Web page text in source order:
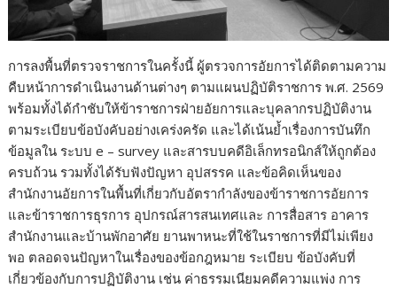
การลงพื้นที่ตรวจราชการในครั้งนี้ ผู้ตรวจการอัยการได้ติดตามความ
คืบหน้าการดำเนินงานด้านต่างๆ ตามแผนปฏิบัติราชการ พ.ศ. 2569
พร้อมทั้งได้กำชับให้ข้าราชการฝ่ายอัยการและบุคลากรปฏิบัติงาน
ตามระเบียบข้อบังคับอย่างเคร่งครัด และได้เน้นย้ำเรื่องการบันทึก
ข้อมูลใน ระบบ e – survey และสารบบคดีอิเล็กทรอนิกส์ให้ถูกต้อง
ครบถ้วน รวมทั้งได้รับฟังปัญหา อุปสรรค และข้อคิดเห็นของ
สำนักงานอัยการในพื้นที่เกี่ยวกับอัตรากำลังของข้าราชการอัยการ
และข้าราชการธุรการ อุปกรณ์สารสนเทศและ การสื่อสาร อาคาร
สำนักงานและบ้านพักอาศัย ยานพาหนะที่ใช้ในราชการที่มีไม่เพียง
พอ ตลอดจนปัญหาในเรื่องของข้อกฎหมาย ระเบียบ ข้อบังคับที่
เกี่ยวข้องกับการปฏิบัติงาน เช่น ค่าธรรมเนียมคดีความแพ่ง การ